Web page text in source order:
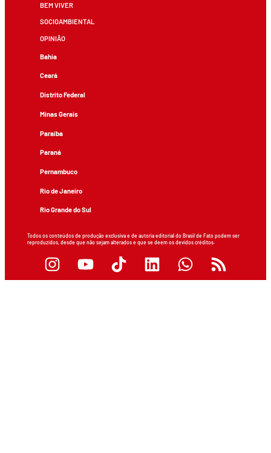
BEM VIVER
SOCIOAMBIENTAL
OPINIÃO
Bahia
Ceará
Distrito Federal
Minas Gerais
Paraíba
Paraná
Pernambuco
Rio de Janeiro
Rio Grande do Sul
Todos os conteúdos de produção exclusiva e de autoria editorial do Brasil de Fato podem ser
reproduzidos, desde que não sejam alterados e que se deem os devidos créditos.